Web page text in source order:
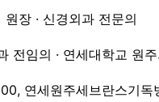
원장 · 신경외과 전문의
전임의 · 연세대학교 원
연세원주세브란스기독